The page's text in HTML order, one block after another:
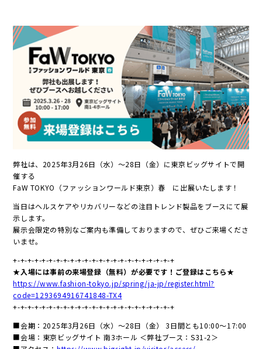
弊社は、2025年3月26日（水）～28日（金）に東京ビッグサイトで開
催する
FaW TOKYO（ファッションワールド東京）春 に出展いたします！
当日はヘルスケアやリカバリーなどの注目トレンド製品をブースにて展
示します。
展示会限定の特別なご案内も準備しておりますので、ぜひご来場くださ
いませ。
+-+-+-+-+-+-+-+-+-+-+-+-+-+-+-+-+-+-+-+-+-+-+
★入場には事前の来場登録（無料）が必要です！ご登録はこちら★
https://www.fashion-tokyo.jp/spring/ja-jp/register.html?
code=1293694916741848-TX4
+-+-+-+-+-+-+-+-+-+-+-+-+-+-+-+-+-+-+-+-+-+-+
■会期：2025年3月26日（水）～28日（金） 3日間とも10:00～17:00
■会場：東京ビッグサイト 南3ホール ＜弊社ブース：S31-2＞